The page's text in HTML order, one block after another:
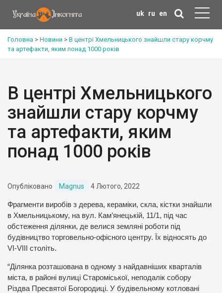
uk ru en
Головна > Новини > В центрі Хмельницького знайшли стару корчму
та артефакти, яким понад 1000 років
В центрі Хмельницького
знайшли стару корчму
та артефакти, яким
понад 1000 років
Опубліковано Magnus 4 Лютого, 2022
Фрагменти виробів з дерева, кераміки, скла, кістки знайшли
в Хмельницькому, на вул. Кам’янецькій, 11/1, під час
обстеження ділянки, де велися земляні роботи під
будівництво торговельно-офісного центру. Їх відносять до
VI-VIII століть.
“Ділянка розташована в одному з найдавніших кварталів
міста, в районі вулиці Староміської, неподалік собору
Різдва Пресвятої Богородиці. У будівельному котловані